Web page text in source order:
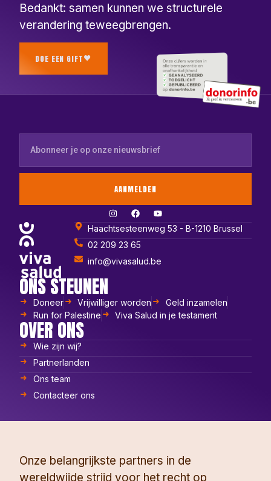
Bedankt: samen kunnen we structurele
verandering teweegbrengen.
DOE EEN GIFT
AANMELDEN
Haachtsesteenweg 53 - B-1210 Brussel
02 209 23 65
info@vivasalud.be
ONS STEUNEN
Doneer Vrijwilliger worden
Geld inzamelen
Run for Palestine
Viva Salud in je testament
OVER ONS
Wie zijn wij?
Partnerlanden
Ons team
Contacteer ons
Onze belangrijkste partners in de
wereldwijde strijd voor het recht op